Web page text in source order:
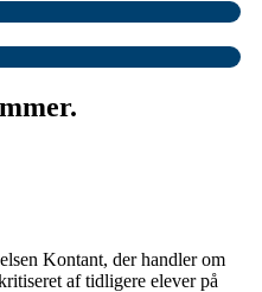
Kontant, der handler om
af tidligere elever på